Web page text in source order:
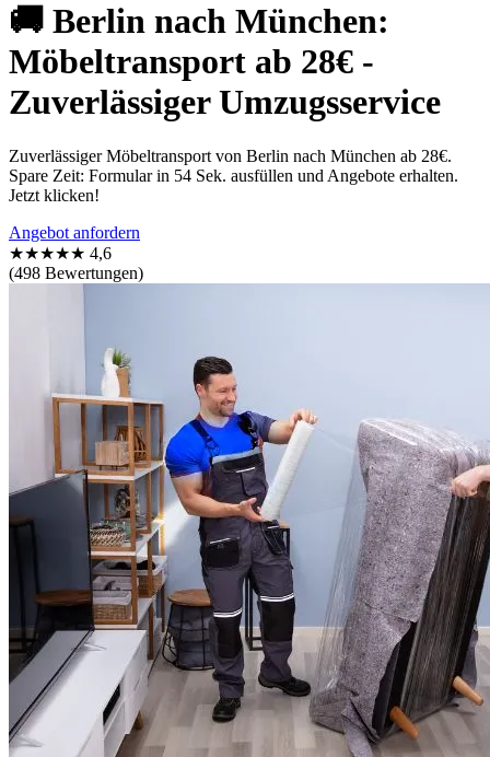
🚚 Berlin nach München:
Möbeltransport ab 28€ -
Zuverlässiger Umzugsservice
Zuverlässiger Möbeltransport von Berlin nach München ab 28€.
Spare Zeit: Formular in 54 Sek. ausfüllen und Angebote erhalten.
Jetzt klicken!
Angebot anfordern
★★★★★ 4,6
(498 Bewertungen)